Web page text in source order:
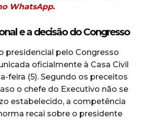
WhatsApp.
e a decisão do Congresso
presidencial pelo Congresso
oficialmente à Casa Civil
feira (5). Segundo os preceitos
o chefe do Executivo não se
estabelecido, a competência
recai sobre o presidente